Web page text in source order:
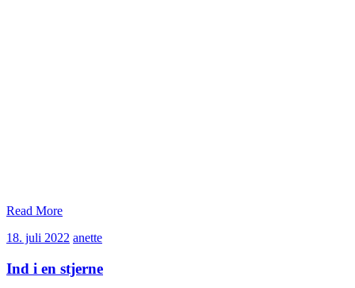
Read More
18. juli 2022 18.
2022
anetteanette
Ind i en stjerne